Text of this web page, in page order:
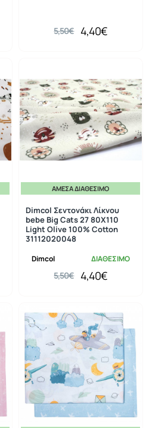
4,40€
5,50€
ΆΜΕΣΑ ΔΙΑΘΈΣΙΜΟ
Dimcol ΔΙΑΘΕΣΙΜΟ
Dimcol Σεντονάκι Λίκνου
bebe Big Cats 27 80X110
Light Olive 100% Cotton
31112020048
4,40€
5,50€